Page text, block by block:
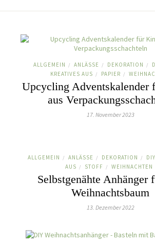
ALLGEMEIN / ANLÄSSE / DEKORATION /
KREATIVES AUS / PAPIER /
Upcycling Adventskalender
aus
17. November 2023
ALLGEMEIN / ANLÄSSE / DEKORATION / DIY
AUS / STOFF / WEIHNACHTEN
Selbstgenähte Anhänger
Weihnachtsbaum
13. Dezember 2022